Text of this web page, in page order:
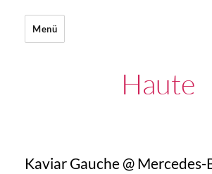
Menü
Haute
Kaviar Gauche @ Mercedes-